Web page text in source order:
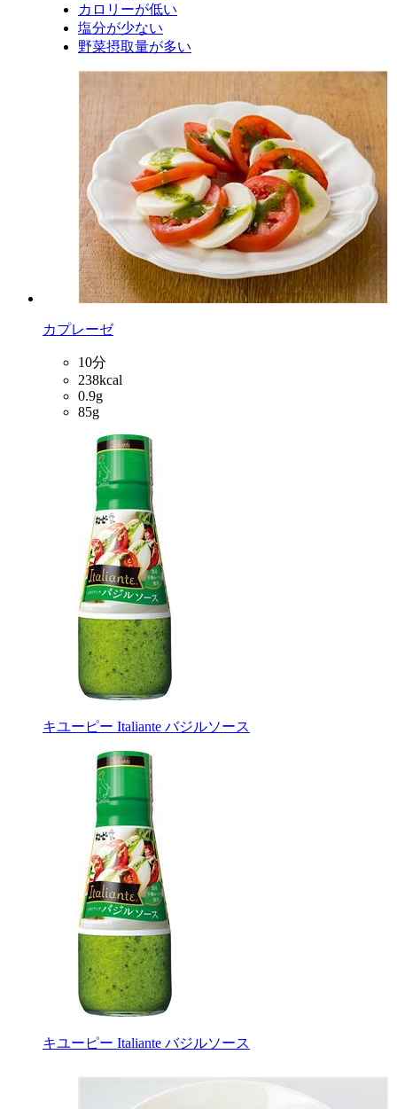
カロリーが低い
塩分が少ない
野菜摂取量が多い
カプレーゼ
10分
238kcal
0.9g
85g
キユーピー Italiante バジルソース
キユーピー Italiante バジルソース